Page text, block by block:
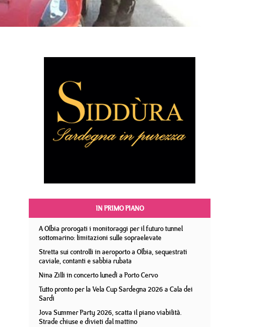
IN PRIMO PIANO
A Olbia prorogati i monitoraggi per il futuro tunnel
sottomarino: limitazioni sulle sopraelevate
Stretta sui controlli in aeroporto a Olbia, sequestrati
caviale, contanti e sabbia rubata
Nina Zilli in concerto lunedì a Porto Cervo
Tutto pronto per la Vela Cup Sardegna 2026 a Cala dei
Sardi
Jova Summer Party 2026, scatta il piano viabilità.
Strade chiuse e divieti dal mattino